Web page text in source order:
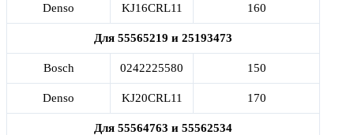
Denso KJ16CRL11 160
Для 55565219 и 25193473
Bosch 0242225580 150
Denso KJ20CRL11 170
Для 55564763 и 55562534